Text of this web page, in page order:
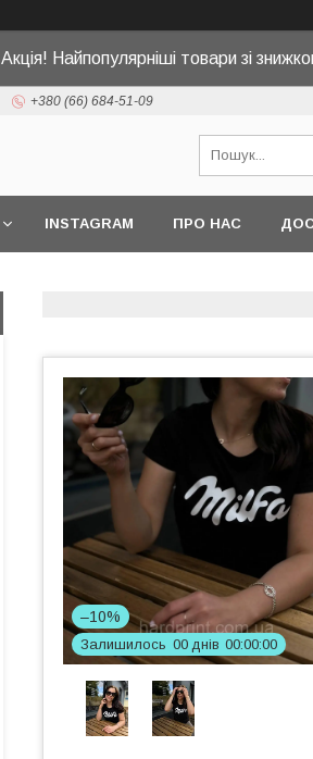
Акція! Найпопулярніші товари зі
+380 (66) 684-51-09
INSTAGRAM ПРО НАС
–10%
Залишилось 00 днів 00 00 00